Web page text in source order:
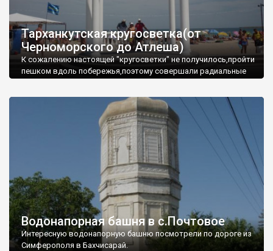
Тарханкутская кругосветка(от
Черноморского до Атлеша)
К сожалению настоящей "кругосветки" не получилось,пройти
пешком вдоль побережья,поэтому совершали радиальные
Водонапорная башня в с.Почтовое
Интересную водонапорную башню посмотрели по дороге из
Симферополя в Бахчисарай.